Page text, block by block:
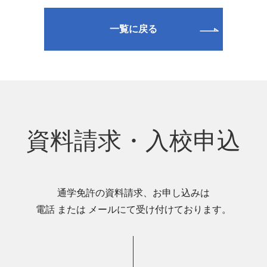
一覧に戻る
資料請求・入校申込
通学免許の資料請求、お申し込みは
電話 または メールにて受け付けております。